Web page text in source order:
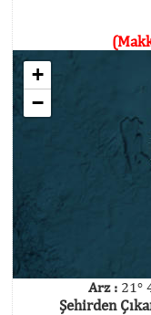
+
−
Arz : 21°
Şehirden